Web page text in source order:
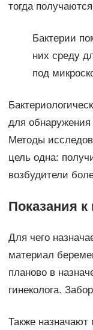
тогда
Бактерии
них среду
под
для
Методы
цель одна:
возбудители
Показания
Для чего
материал
планово в
гинеколога.
Также назначают